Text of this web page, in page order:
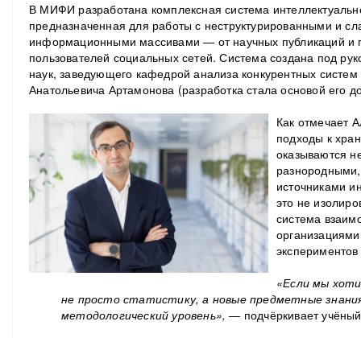
В МИФИ разработана комплексная система
предназначенная для работы с неструктурированными и
информационными массивами — от научных публикаций и
пользователей социальных сетей. Система создана под
наук, заведующего кафедрой анализа конкурентных
Анатольевича Артамонова (разработка стала основой его
Как отмечает
подходы к
оказываются
источниками
это не
система
«Если мы
не просто статистику, а новые предметные
методологический уровень», — подчёркивает